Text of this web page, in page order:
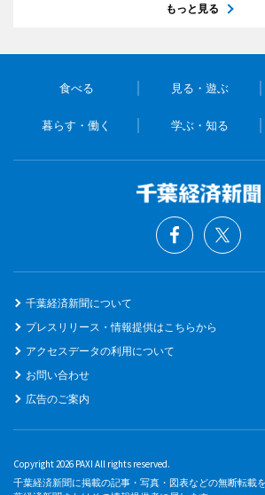
もっと見る
食べる 見る・遊ぶ
暮らす・働く 学ぶ・知る
千葉経済新聞について
プレスリリース・情報提供はこちらから
アクセスデータの利用について
お問い合わせ
広告のご案内
Copyright 2026 PAXI All rights reserved.
千葉経済新聞に掲載の記事・写真・図表などの無断転載